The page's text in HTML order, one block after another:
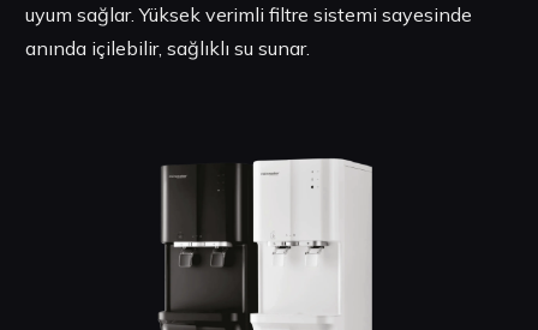
uyum sağlar. Yüksek verimli filtre sistemi sayesinde
anında içilebilir, sağlıklı su sunar.